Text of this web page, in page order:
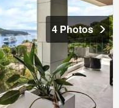
4 Photos